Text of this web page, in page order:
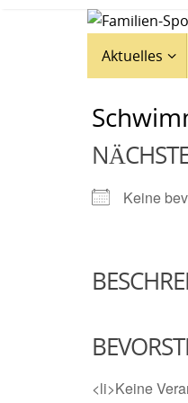
Inhalt
springen
Aktuelles
Keine
<li>Keine